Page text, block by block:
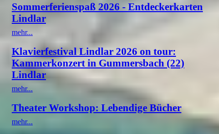
Sommerferienspaß 2026 - Entdeckerkarten
Lindlar
mehr...
Klavierfestival Lindlar 2026 on tour:
Kammerkonzert in Gummersbach (22)
Lindlar
mehr...
Theater Workshop: Lebendige Bücher
mehr...